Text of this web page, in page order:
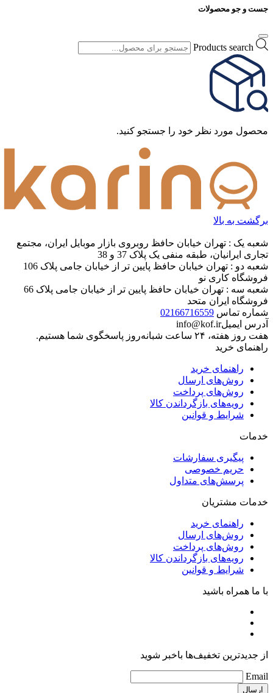
جست و جو محصولات
Products search
محصول مورد نظر خود را جستجو کنید.
برگشت به بالا
شعبه یک : تهران خیابان حافظ روبروی بازار موبایل ایران، مجتمع
تجاری ایرانیان، طبقه منفی یک پلاک 37 و 38
شعبه دو : تهران خیابان حافظ پایین تر از خیابان جامی پلاک 106
فروشگاه کاری نو
شعبه سه : تهران خیابان حافظ پایین تر از خیابان جامی پلاک 66
فروشگاه ایران متحد
شماره تماس 02166716559
آدرس ایمیلinfo@kof.ir
هفت روز هفته، ۲۴ ساعت شبانه‌روز پاسخگوی شما هستیم.
راهنمای خرید
راهنمای خرید
روش‌های ارسال
روش‌های پرداخت
رویه‌های بازگرداندن کالا
شرایط و قوانین
خدمات
پیگیری سفارشات
حریم خصوصی
پرسش‌های متداول
خدمات مشتریان
راهنمای خرید
روش‌های ارسال
روش‌های پرداخت
رویه‌های بازگرداندن کالا
شرایط و قوانین
با ما همراه باشید
از جدیدترین تخفیف‌ها باخبر شوید
Email